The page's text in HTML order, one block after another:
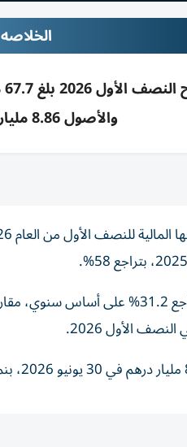
الخلاصه
والأصول 8.86 مليار (+1.71%)